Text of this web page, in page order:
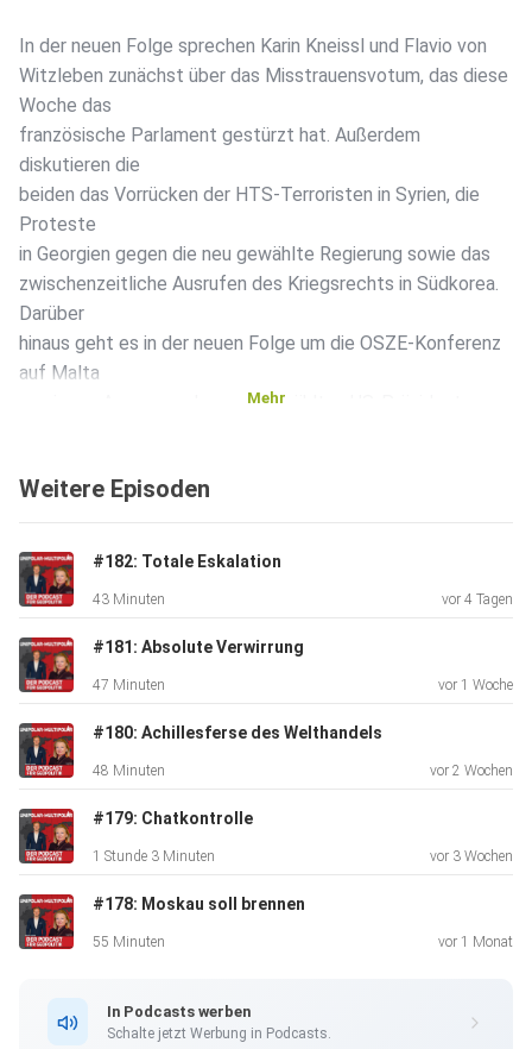
In der neuen Folge sprechen Karin Kneissl und Flavio von
Witzleben zunächst über das Misstrauensvotum, das diese
Woche das
französische Parlament gestürzt hat. Außerdem
diskutieren die
beiden das Vorrücken der HTS-Terroristen in Syrien, die
Proteste
in Georgien gegen die neu gewählte Regierung sowie das
zwischenzeitliche Ausrufen des Kriegsrechts in Südkorea.
Darüber
hinaus geht es in der neuen Folge um die OSZE-Konferenz
auf Malta
sowie um Aussagen des neu gewählten US-Präsidenten
sollten sie
abwenden.
Mehr
Weitere Episoden
#182: Totale Eskalation
43 Minuten vor 4 Tagen
#181: Absolute Verwirrung
47 Minuten vor 1 Woche
#180: Achillesferse des Welthandels
48 Minuten vor 2 Wochen
#179: Chatkontrolle
1 Stunde 3 Minuten vor 3 Wochen
#178: Moskau soll brennen
55 Minuten vor 1 Monat
In Podcasts werben
Schalte jetzt Werbung in Podcasts.